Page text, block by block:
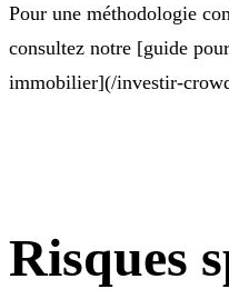
Pour une méthodologie
consultez notre [guide
immobilier](/investir-
Risques